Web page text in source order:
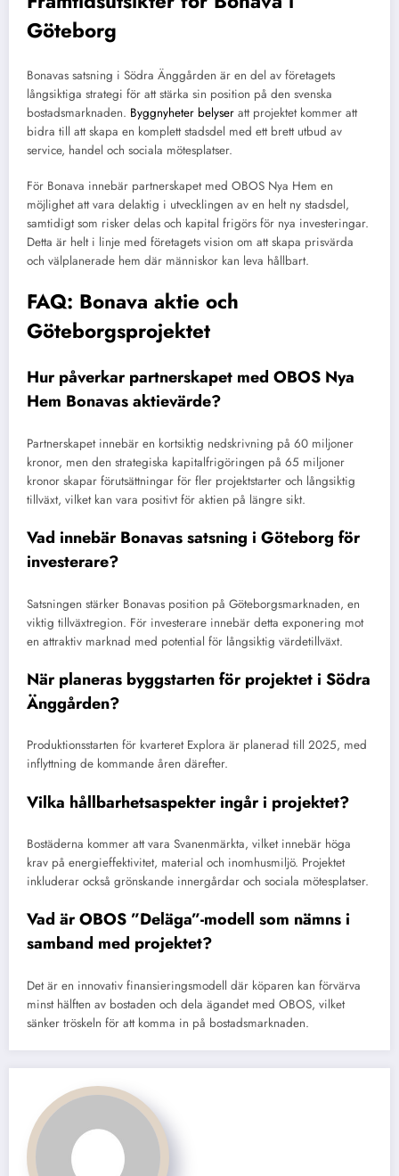
Göteborg
Bonavas satsning i Södra Änggården är en del av företagets
långsiktiga strategi för att stärka sin position på den svenska
bostadsmarknaden. Byggnyheter belyser att projektet kommer att
bidra till att skapa en komplett stadsdel med ett brett utbud av
service, handel och sociala mötesplatser.
För Bonava innebär partnerskapet med OBOS Nya Hem en
möjlighet att vara delaktig i utvecklingen av en helt ny stadsdel,
samtidigt som risker delas och kapital frigörs för nya investeringar.
Detta är helt i linje med företagets vision om att skapa prisvärda
och välplanerade hem där människor kan leva hållbart.
FAQ: Bonava aktie och
Göteborgsprojektet
Hur påverkar partnerskapet med OBOS Nya
Hem Bonavas aktievärde?
Partnerskapet innebär en kortsiktig nedskrivning på 60 miljoner
kronor, men den strategiska kapitalfrigöringen på 65 miljoner
kronor skapar förutsättningar för fler projektstarter och långsiktig
tillväxt, vilket kan vara positivt för aktien på längre sikt.
Vad innebär Bonavas satsning i Göteborg för
investerare?
Satsningen stärker Bonavas position på Göteborgsmarknaden, en
viktig tillväxtregion. För investerare innebär detta exponering mot
en attraktiv marknad med potential för långsiktig värdetillväxt.
När planeras byggstarten för projektet i Södra
Änggården?
Produktionsstarten för kvarteret Explora är planerad till 2025, med
inflyttning de kommande åren därefter.
Vilka hållbarhetsaspekter ingår i projektet?
Bostäderna kommer att vara Svanenmärkta, vilket innebär höga
krav på energieffektivitet, material och inomhusmiljö. Projektet
inkluderar också grönskande innergårdar och sociala mötesplatser.
Vad är OBOS ”Deläga”-modell som nämns i
samband med projektet?
Det är en innovativ finansieringsmodell där köparen kan förvärva
minst hälften av bostaden och dela ägandet med OBOS, vilket
sänker tröskeln för att komma in på bostadsmarknaden.